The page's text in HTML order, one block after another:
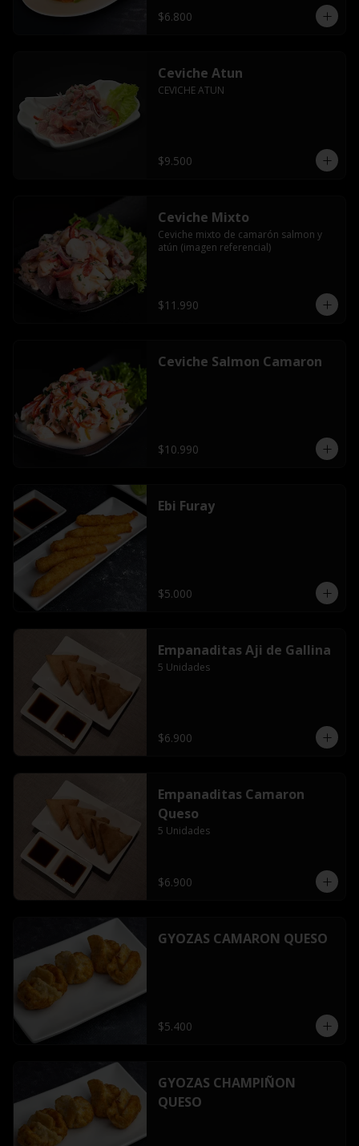
$6.800
Ceviche Atun
CEVICHE ATUN
$9.500
Ceviche Mixto
Ceviche mixto de camarón salmon y
atún (imagen referencial)
$11.990
Ceviche Salmon Camaron
$10.990
Ebi Furay
$5.000
Empanaditas Aji de Gallina
5 Unidades
$6.900
Empanaditas Camaron
Queso
5 Unidades
$6.900
GYOZAS CAMARON QUESO
$5.400
GYOZAS CHAMPIÑON
QUESO